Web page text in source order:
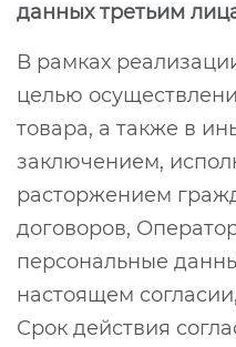
данных третьим
В рамках
целью
товара, а также в
заключением,
расторжением
договоров,
персональные
настоящем
Срок действия